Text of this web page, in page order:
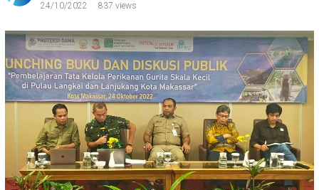
24/10/2022
837 views